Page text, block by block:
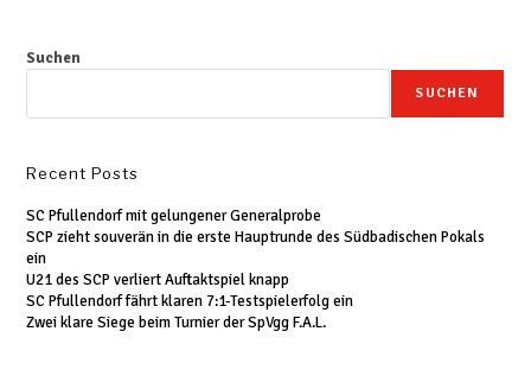
Suchen
SUCHEN
Recent Posts
SC Pfullendorf mit gelungener Generalprobe
SCP zieht souverän in die erste Hauptrunde des Südbadischen Pokals
ein
U21 des SCP verliert Auftaktspiel knapp
SC Pfullendorf fährt klaren 7:1-Testspielerfolg ein
Zwei klare Siege beim Turnier der SpVgg F.A.L.